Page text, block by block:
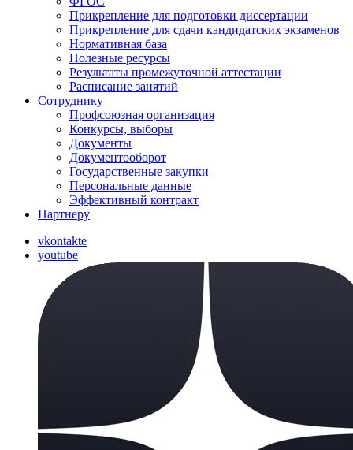
Прикрепление для подготовки диссертации
Прикрепление для сдачи кандидатских экзаменов
Нормативная база
Полезные ресурсы
Результаты промежуточной аттестации
Расписание занятий
Сотруднику
Профсоюзная организация
Конкурсы, выборы
Документы
Документооборот
Государственные закупки
Персональные данные
Эффективный контракт
Партнеру
vkontakte
youtube